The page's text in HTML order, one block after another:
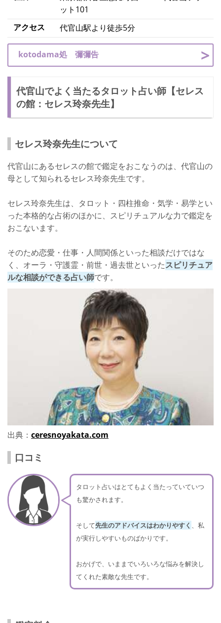
ット101
アクセス
代官山駅より徒歩5分
kotodama処 彌彌告
代官山でよく当たるタロット占い師【セレス
の館：セレス玲奈先生】
セレス玲奈先生について
代官山にあるセレスの館で鑑定をおこなうのは、代官山の
母として知られるセレス玲奈先生です。
セレス玲奈先生は、タロット・四柱推命・気学・易学とい
った本格的な占術のほかに、スピリチュアルな力で鑑定を
おこないます。
そのため恋愛・仕事・人間関係といった相談だけではな
く、オーラ・守護霊・前世・過去世といったスピリチュア
ルな相談ができる占い師です。
出典： ceresnoyakata.com
口コミ
タロット占いはとてもよく当たっていていつ
も驚かされます。
そして先生のアドバイスはわかりやすく 、私
が実行しやすいものばかりです。
おかげで、いままでいろいろな悩みを解決し
てくれた素敵な先生です。